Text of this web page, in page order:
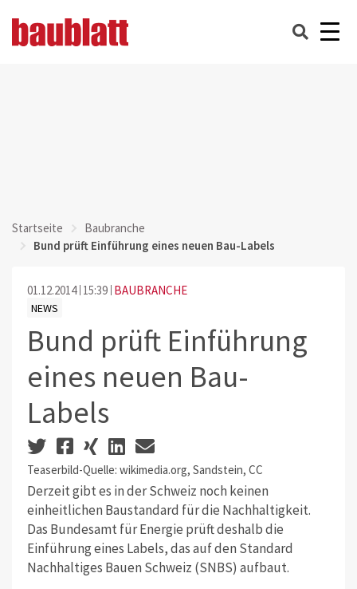
Startseite
Baubranche
Bund prüft Einführung eines neuen Bau-Labels
01.12.2014 15:39 BAUBRANCHE
NEWS
Bund prüft Einführung
eines neuen Bau-
Labels
Teaserbild-Quelle: wikimedia.org, Sandstein, CC
Derzeit gibt es in der Schweiz noch keinen
einheitlichen Baustandard für die Nachhaltigkeit.
Das Bundesamt für Energie prüft deshalb die
Einführung eines Labels, das auf den Standard
Nachhaltiges Bauen Schweiz (SNBS) aufbaut.